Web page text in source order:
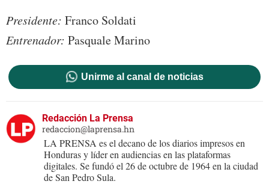
Presidente: Franco Soldati
Entrenador: Pasquale Marino
Unirme al canal de noticias
Redacción La Prensa
redaccion@laprensa.hn
LA PRENSA es el decano de los diarios impresos en
Honduras y líder en audiencias en las plataformas
digitales. Se fundó el 26 de octubre de 1964 en la ciudad
de San Pedro Sula.